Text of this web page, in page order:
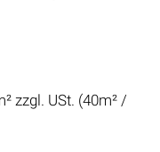
zzgl. USt. (40m² /